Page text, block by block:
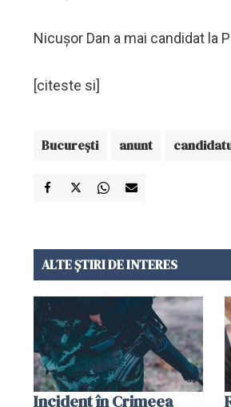
Nicușor Dan a mai candidat la
[citeste si]
Bucureşti anunt
ALTE ȘTIRI DE INTERES
Incident în Crimeea